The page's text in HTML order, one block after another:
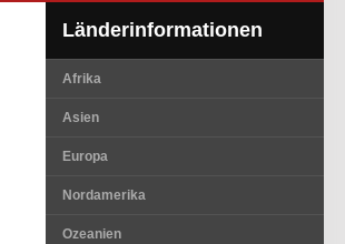
Länderinformationen
Afrika
Asien
Europa
Nordamerika
Ozeanien